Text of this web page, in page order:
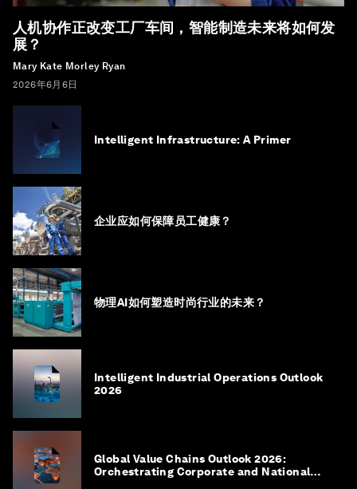
人机协作正改变工厂车间，智能制造未来将如何发
展？
Mary Kate Morley Ryan
2026年6月6日
Intelligent Infrastructure: A Primer
企业应如何保障员工健康？
物理AI如何塑造时尚行业的未来？
Intelligent Industrial Operations Outlook
2026
Global Value Chains Outlook 2026:
Orchestrating Corporate and National